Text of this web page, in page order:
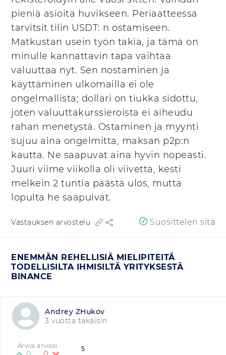
pieniä asioita huvikseen. Periaatteessa
tarvitsit tilin USDT: n ostamiseen.
Matkustan usein työn takia, ja tämä on
minulle kannattavin tapa vaihtaa
valuuttaa nyt. Sen nostaminen ja
käyttäminen ulkomailla ei ole
ongelmallista; dollari on tiukka sidottu,
joten valuuttakurssieroista ei aiheudu
rahan menetystä. Ostaminen ja myynti
sujuu aina ongelmitta, maksan p2p:n
kautta. Ne saapuvat aina hyvin nopeasti.
Juuri viime viikolla oli viivettä, kesti
melkein 2 tuntia päästä ulos, mutta
lopulta he saapuivat.
Vastauksen arvostelu Suosittelen sitä
ENEMMÄN REHELLISIÄ MIELIPITEITÄ
TODELLISILTA IHMISILTÄ YRITYKSESTÄ
BINANCE
Andrey ZHukov
3 vuotta takaisin
5
Arvioi arviosi